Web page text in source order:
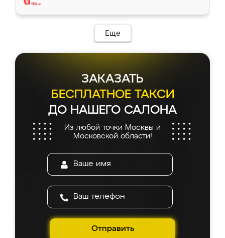
Еще
ЗАКАЗАТЬ
БЕСПЛАТНОЕ ТАКСИ
ДО НАШЕГО САЛОНА
Из любой точки Москвы и
Московской области!
Отправить